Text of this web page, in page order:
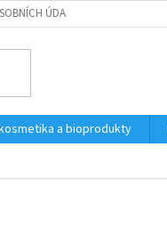
ÚDAJŮ
a bioprodukty